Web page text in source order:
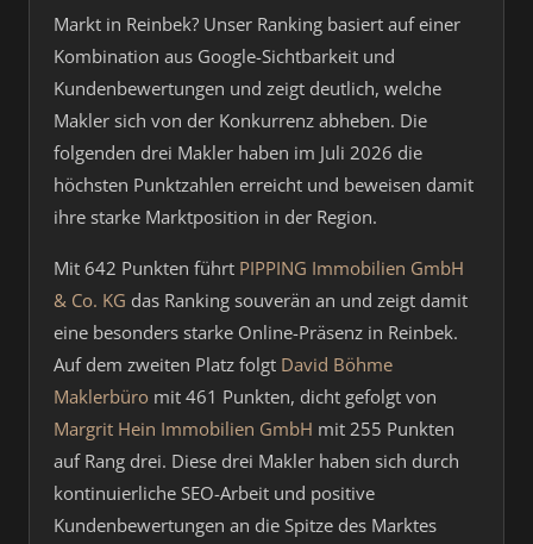
Markt in Reinbek? Unser Ranking basiert auf einer
Kombination aus Google-Sichtbarkeit und
Kundenbewertungen und zeigt deutlich, welche
Makler sich von der Konkurrenz abheben. Die
folgenden drei Makler haben im Juli 2026 die
höchsten Punktzahlen erreicht und beweisen damit
ihre starke Marktposition in der Region.
Mit 642 Punkten führt PIPPING Immobilien GmbH
& Co. KG das Ranking souverän an und zeigt damit
eine besonders starke Online-Präsenz in Reinbek.
Auf dem zweiten Platz folgt David Böhme
Maklerbüro mit 461 Punkten, dicht gefolgt von
Margrit Hein Immobilien GmbH mit 255 Punkten
auf Rang drei. Diese drei Makler haben sich durch
kontinuierliche SEO-Arbeit und positive
Kundenbewertungen an die Spitze des Marktes